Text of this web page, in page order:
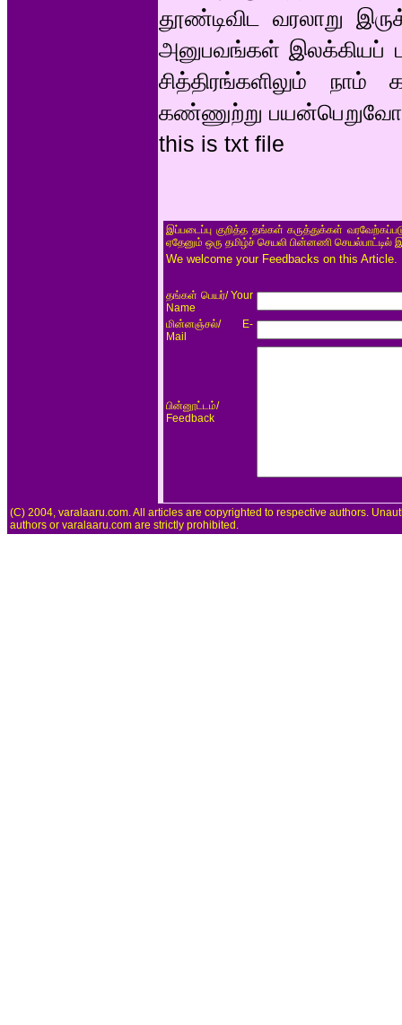
தூண்டிவிட வரலாறு
அனுபவங்கள் இலக்கியப்
சித்திரங்களிலும்
கண்ணுற்று
this is txt file
இப்படைப்பு குறித்த தங்கள் கருத்துக்கள்
ஏதேனும் ஒரு தமிழ்ச் செயலி பின்னணி செயல்பாட்டில்
We welcome your Feedbacks on this
தங்கள் பெயர்/ Your
Name
மின்னஞ்சல்/ E-
Mail
பின்னூட்டம்/
Feedback
(C) 2004, varalaaru.com. All articles are copyrighted to respective authors.
authors or varalaaru.com are strictly prohibited.